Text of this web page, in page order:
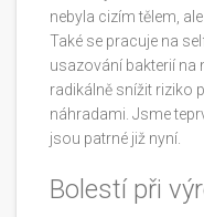
nebyla cizím tělem,
Také se pracuje na
usazování bakterií na
radikálně snížit riziko
náhradami. Jsme
jsou patrné již nyní.
Bolestí při